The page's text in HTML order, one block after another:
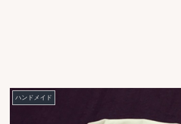
ハンドメイド